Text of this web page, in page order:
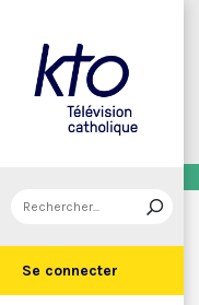
Se connecter